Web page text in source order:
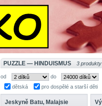
PUZZLE — HINDUISMUS 3 produkty
od do
dětská
pro dospělé a starší děti
Jeskyně Batu, Malajsie